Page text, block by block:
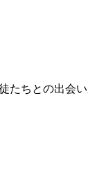
たちとの出会い